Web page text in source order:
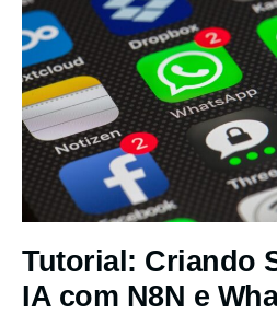
Tutorial: Criando
IA com N8N e